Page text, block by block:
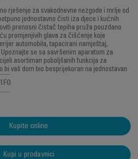
rješenje za svakodnevne nezgode i mrlje od
jednostavno čisti iza djece i kućnih
prenosni čistač tepiha pruža pouzdano
promjenjivih glava za čišćenje koje
automobila, tapacirani namještaj,
se sa savršenim aparatom za
asortiman poboljšanih funkcija za
bi vaš dom bio besprijekoran na jednostavan
Kupite online
Kupi u prodavnici